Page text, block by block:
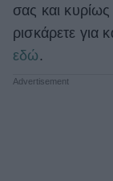
Women's
σας και
ρισκάρετε για
εδώ .